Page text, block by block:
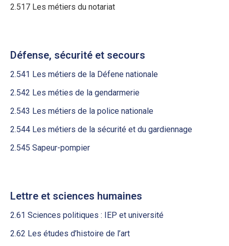
2.517 Les métiers du notariat
Défense, sécurité et secours
2.541 Les métiers de la Défene nationale
2.542 Les méties de la gendarmerie
2.543 Les métiers de la police nationale
2.544 Les métiers de la sécurité et du gardiennage
2.545 Sapeur-pompier
Lettre et sciences humaines
2.61 Sciences politiques : IEP et université
2.62 Les études d’histoire de l’art